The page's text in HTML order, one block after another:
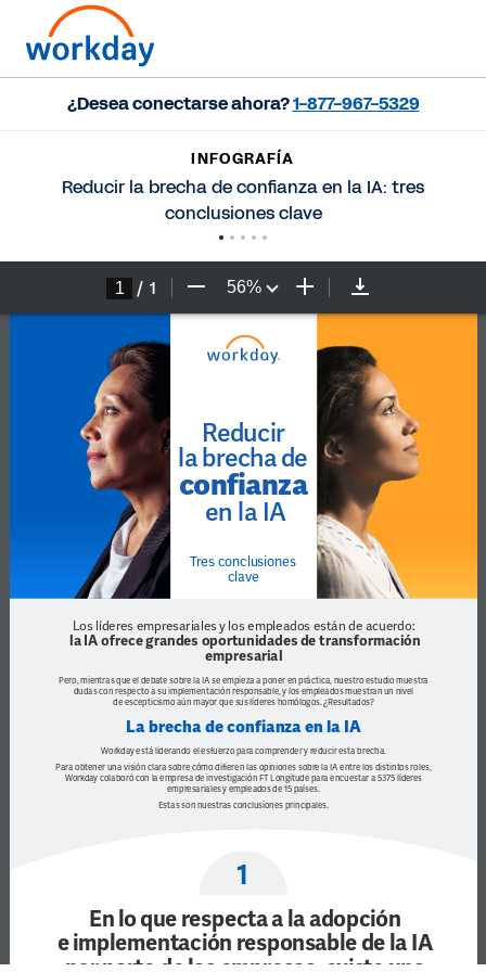
¿Desea conectarse ahora?1-877-967-5329
INFOGRAFÍA
Reducir la brecha de confianza en la IA: tres
conclusiones clave
/ 1 56%
Tres conclusiones
clave
En lo que respecta a la adopción
e implementación responsable de la IA
por parte de las empresas, existe una
Los líderes empresariales y los empleados están de acuerdo:
la IA ofrece grandes oportunidades de transformación
empresarial
Pero, mientras que el debate sobre la IA se empieza a poner en práctica, nuestro estudio muestra
dudas con respecto a su implementación responsable, y los empleados muestran un nivel
de escepticismo aún mayor que sus líderes homólogos. ¿Resultados?
La brecha de confianza en la IA
Workday está liderando el esfuerzo para comprender y reducir esta brecha.
Para obtener una visión clara sobre cómo difieren las opiniones sobre la IA entre los distintos roles,
Workday colaboró con la empresa de investigación FT Longitude para encuestar a 5375 líderes
empresariales y empleados de 15 países.
Estas son nuestras conclusiones principales.
1
Reducir
la brecha de
confianza
en la IA